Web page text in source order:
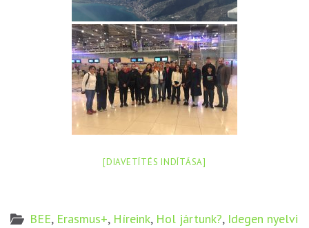
[DIAVETÍTÉS INDÍTÁSA]
BEE, Erasmus+, Híreink, Hol jártunk?, Idegen nyelvi